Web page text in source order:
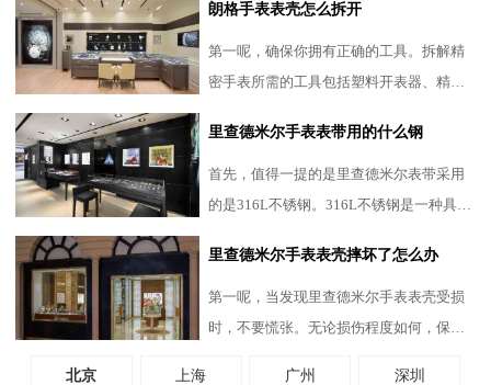
潮湿环境下长时间使用、
朗格手表表壳怎么拆开
第一呢，确保你拥有正确的工具。拆解精
密手表所需的工具包括塑料开表器、精细
此外，还需要一个干净、
里查德米尔手表表带用的什么钢
首先，值得一提的是里查德米尔表带采用
的是316L不锈钢。316L不锈钢是一种具有
航天、制药以及高端腕表
里查德米尔手表表壳摔坏了怎么办
第一呢，当发现里查德米尔手表表壳受损
时，不要慌张。无论损伤程度如何，保持
北京 上海 广州 深圳